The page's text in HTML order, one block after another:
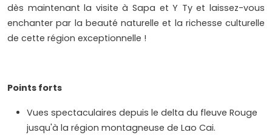
dès maintenant la visite à Sapa et Y Ty et laissez-vous
enchanter par la beauté naturelle et la richesse culturelle
de cette région exceptionnelle !
Points forts
Vues spectaculaires depuis le delta du fleuve Rouge
jusqu'à la région montagneuse de Lao Cai.